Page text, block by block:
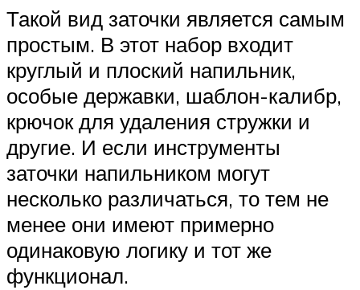
Такой вид заточки является самым
простым. В этот набор входит
круглый и плоский напильник,
особые державки, шаблон-калибр,
крючок для удаления стружки и
другие. И если инструменты
заточки напильником могут
несколько различаться, то тем не
менее они имеют примерно
одинаковую логику и тот же
функционал.